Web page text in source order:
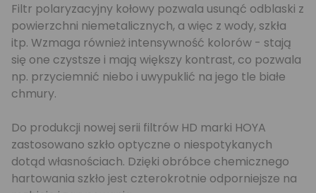
Filtr polaryzacyjny kołowy pozwala usunąć odblaski z
powierzchni niemetalicznych, a więc z wody, szkła
itp. Wzmaga również intensywność kolorów - stają
się one czystsze i mają większy kontrast, co pozwala
np. przyciemnić niebo i uwypuklić na jego tle białe
chmury.
Do produkcji nowej serii filtrów HD marki HOYA
zastosowano szkło optyczne o niespotykanych
dotąd własnościach. Dzięki obróbce chemicznego
hartowania szkło jest czterokrotnie odporniejsze na